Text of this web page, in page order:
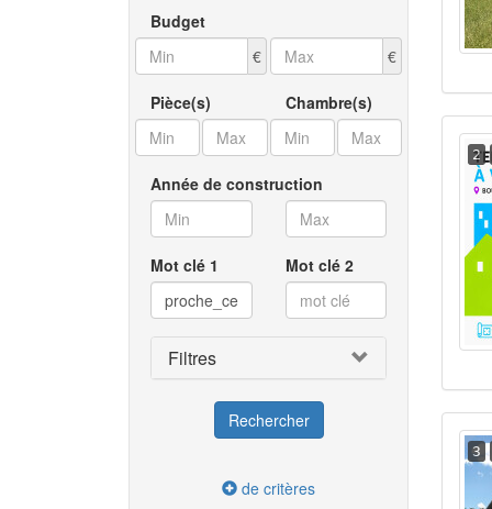
Budget
€
€
Pièce(s) Chambre(s)
Année de construction
Mot clé 1 Mot clé 2
Filtres
de critères
2
3